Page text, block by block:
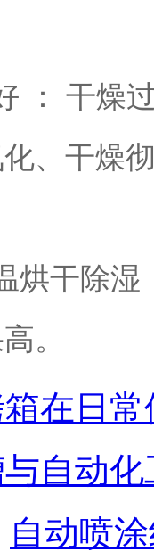
干燥过
、干燥
干除湿
。
在日
自动
自动喷